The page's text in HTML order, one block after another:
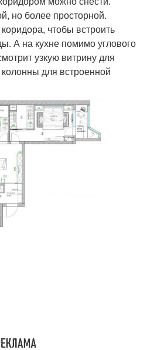
но более просторной.
чтобы встроить
А на кухне помимо углового
узкую витрину для
для встроенной